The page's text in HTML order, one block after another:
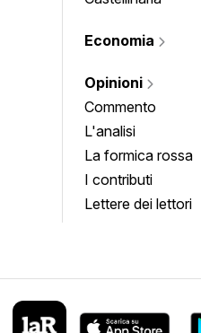
Economia
Opinioni
Commento
L'analisi
La formica rossa
I contributi
Lettere dei lettori